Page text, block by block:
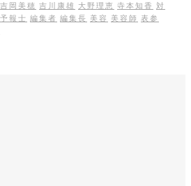
吉岡美穂 吉川康雄 大野理恵 寺本知香
対
報士 編集者 編集長 美容 美容師 表参